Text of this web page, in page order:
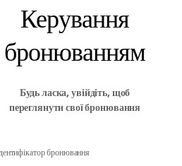
Керування
бронюванням
Будь ласка, увійдіть, щоб
переглянути свої бронювання
бронювання